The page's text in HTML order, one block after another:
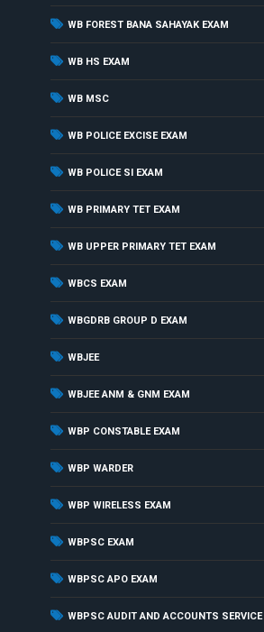
WB FOREST BANA SAHAYAK EXAM
WB HS EXAM
WB MSC
WB POLICE EXCISE EXAM
WB POLICE SI EXAM
WB PRIMARY TET EXAM
WB UPPER PRIMARY TET EXAM
WBCS EXAM
WBGDRB GROUP D EXAM
WBJEE
WBJEE ANM & GNM EXAM
WBP CONSTABLE EXAM
WBP WARDER
WBP WIRELESS EXAM
WBPSC EXAM
WBPSC APO EXAM
WBPSC AUDIT AND ACCOUNTS SERVICE